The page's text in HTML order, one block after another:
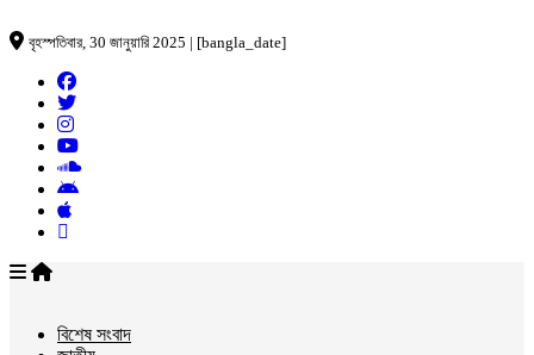
বৃহস্পতিবার, 30 জানুয়ারি 2025 | [bangla_date]
বিশেষ সংবাদ